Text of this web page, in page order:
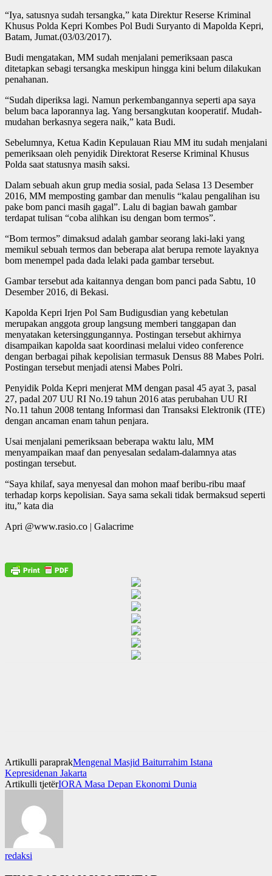
“Iya, satusnya sudah tersangka,” kata Direktur Reserse Kriminal
Khusus Polda Kepri Kombes Pol Budi Suryanto di Mapolda Kepri,
Batam, Jumat.(03/03/2017).
Budi mengatakan, MM sudah menjalani pemeriksaan pasca
ditetapkan sebagi tersangka meskipun hingga kini belum dilakukan
penahanan.
“Sudah diperiksa lagi. Namun perkembangannya seperti apa saya
belum baca laporannya lag. Yang bersangkutan kooperatif. Mudah-
mudahan berkasnya segera naik,” kata Budi.
Sebelumnya, Ketua Kadin Kepulauan Riau MM itu sudah menjalani
pemeriksaan oleh penyidik Direktorat Reserse Kriminal Khusus
Polda saat statusnya masih saksi.
Dalam sebuah akun grup media sosial, pada Selasa 13 Desember
2016, MM memposting gambar dan menulis “kalau pengalihan isu
pake bom panci masih gagal”. Lalu di bagian bawah gambar
terdapat tulisan “coba alihkan isu dengan bom termos”.
“Bom termos” dimaksud adalah gambar seorang laki-laki yang
memikul sebuah termos dan beberapa alat berupa remote layaknya
bom menempel pada dada lelaki pada gambar tersebut.
Gambar tersebut ada kaitannya dengan bom panci pada Sabtu, 10
Desember 2016, di Bekasi.
Kapolda Kepri Irjen Pol Sam Budigusdian yang kebetulan
merupakan anggota group langsung memberi tanggapan dan
menyatakan ketersinggungannya. Postingan tersebut akhirnya
disampaikan kapolda saat koordinasi melalui video conference
dengan berbagai pihak kepolisian termasuk Densus 88 Mabes Polri.
Postingan tersebut menjadi atensi Mabes Polri.
Penyidik Polda Kepri menjerat MM dengan pasal 45 ayat 3, pasal
27, padal 207 UU RI No.19 tahun 2016 atas perubahan UU RI
No.11 tahun 2008 tentang Informasi dan Transaksi Elektronik (ITE)
dengan ancaman enam tahun penjara.
Usai menjalani pemeriksaan beberapa waktu lalu, MM
menyampaikan maaf dan penyesalan sedalam-dalamnya atas
postingan tersebut.
“Saya khilaf, saya menyesal dan mohon maaf beribu-ribu maaf
terhadap korps kepolisian. Saya sama sekali tidak bermaksud seperti
itu,” kata dia
Apri @www.rasio.co | Galacrime
Artikulli paraprakMengenal Masjid Baiturrahim Istana
Kepresidenan Jakarta
Artikulli tjetërIORA Masa Depan Ekonomi Dunia
redaksi